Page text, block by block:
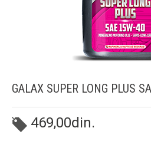
GALAX SUPER LONG PLUS
469,00din.